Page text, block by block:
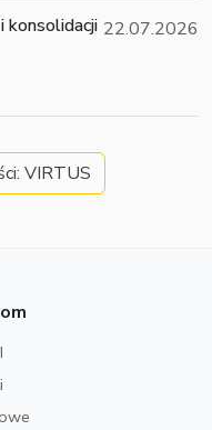
konsolidacji 22.07.2026
VIRTUS